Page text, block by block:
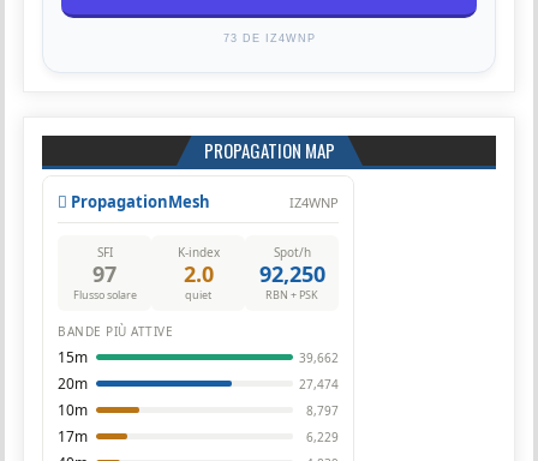
73 DE IZ4WNP
PROPAGATION MAP